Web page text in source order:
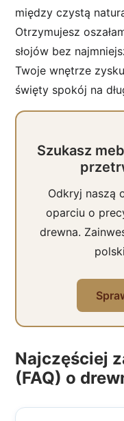
między czystą
Otrzymujesz
słojów bez
Twoje wnętrze
święty spokój na
Szukasz
Odkryj naszą
oparciu o
drewna.
Najczęściej
(FAQ) o